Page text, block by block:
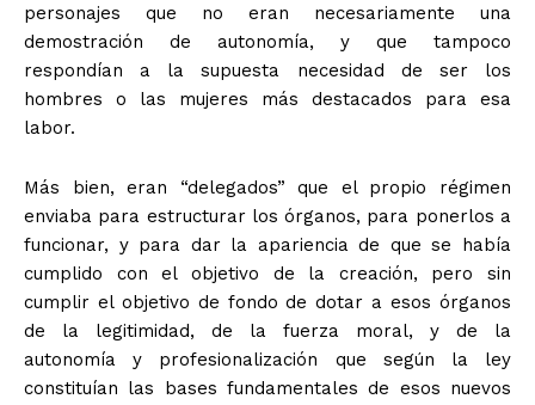
personajes que no eran necesariamente una
demostración de autonomía, y que tampoco
respondían a la supuesta necesidad de ser los
hombres o las mujeres más destacados para esa
labor.
Más bien, eran “delegados” que el propio régimen
enviaba para estructurar los órganos, para ponerlos a
funcionar, y para dar la apariencia de que se había
cumplido con el objetivo de la creación, pero sin
cumplir el objetivo de fondo de dotar a esos órganos
de la legitimidad, de la fuerza moral, y de la
autonomía y profesionalización que según la ley
constituían las bases fundamentales de esos nuevos